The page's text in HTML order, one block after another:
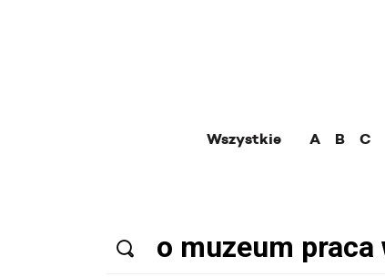
Wszystkie A B C